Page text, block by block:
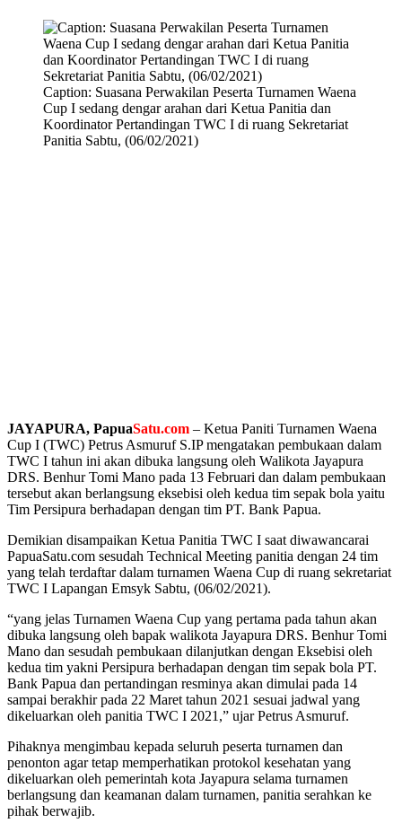
Caption: Suasana Perwakilan Peserta Turnamen Waena
Cup I sedang dengar arahan dari Ketua Panitia dan
Koordinator Pertandingan TWC I di ruang Sekretariat
Panitia Sabtu, (06/02/2021)
JAYAPURA, PapuaSatu.com – Ketua Paniti Turnamen Waena
Cup I (TWC) Petrus Asmuruf S.IP mengatakan pembukaan dalam
TWC I tahun ini akan dibuka langsung oleh Walikota Jayapura
DRS. Benhur Tomi Mano pada 13 Februari dan dalam pembukaan
tersebut akan berlangsung eksebisi oleh kedua tim sepak bola yaitu
Tim Persipura berhadapan dengan tim PT. Bank Papua.
Demikian disampaikan Ketua Panitia TWC I saat diwawancarai
PapuaSatu.com sesudah Technical Meeting panitia dengan 24 tim
yang telah terdaftar dalam turnamen Waena Cup di ruang sekretariat
TWC I Lapangan Emsyk Sabtu, (06/02/2021).
“yang jelas Turnamen Waena Cup yang pertama pada tahun akan
dibuka langsung oleh bapak walikota Jayapura DRS. Benhur Tomi
Mano dan sesudah pembukaan dilanjutkan dengan Eksebisi oleh
kedua tim yakni Persipura berhadapan dengan tim sepak bola PT.
Bank Papua dan pertandingan resminya akan dimulai pada 14
sampai berakhir pada 22 Maret tahun 2021 sesuai jadwal yang
dikeluarkan oleh panitia TWC I 2021,” ujar Petrus Asmuruf.
Pihaknya mengimbau kepada seluruh peserta turnamen dan
penonton agar tetap memperhatikan protokol kesehatan yang
dikeluarkan oleh pemerintah kota Jayapura selama turnamen
berlangsung dan keamanan dalam turnamen, panitia serahkan ke
pihak berwajib.